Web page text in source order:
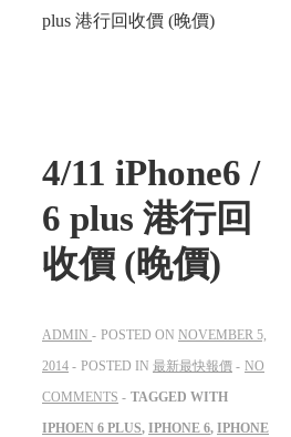
plus​​ 港行回收價 (晚價)
4/11 iPhone6 /
6 plus​​ 港行回
收價 (晚價)
ADMIN POSTED ON NOVEMBER 5,
2014
POSTED IN 最新最快報價
NO
COMMENTS
TAGGED WITH
IPHOEN 6 PLUS, IPHONE 6, IPHONE